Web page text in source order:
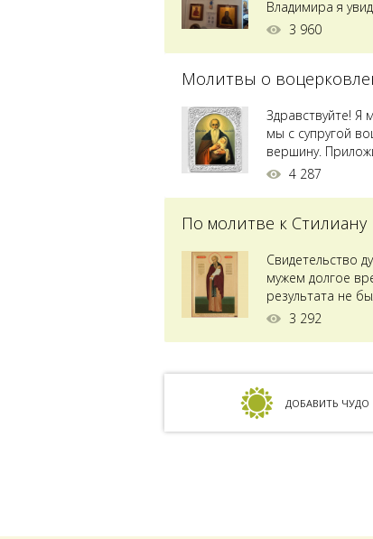
Владимира я
Преподобного...
3 960
Молитвы о
Здравствуйте! Я
мы с супругой
вершину.
4 287
По молитве к Стилиану
Свидетельство
мужем долгое
результата не
ставили...
3 292
ДОБАВИТЬ ЧУДО